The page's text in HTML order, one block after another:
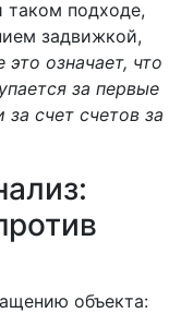
таком подходе,
задвижкой,
это означает, что
за первые
за счет счетов за
объекта: